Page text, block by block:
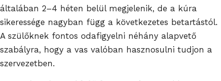
általában 2–4 héten belül megjelenik, de a kúra
sikeressége nagyban függ a következetes betartástól.
A szülőknek fontos odafigyelni néhány alapvető
szabályra, hogy a vas valóban hasznosulni tudjon a
szervezetben.